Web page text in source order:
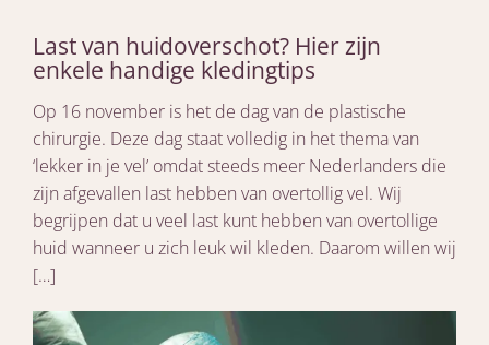
Last van huidoverschot? Hier zijn
enkele handige kledingtips
Op 16 november is het de dag van de plastische
chirurgie. Deze dag staat volledig in het thema van
‘lekker in je vel’ omdat steeds meer Nederlanders die
zijn afgevallen last hebben van overtollig vel. Wij
begrijpen dat u veel last kunt hebben van overtollige
huid wanneer u zich leuk wil kleden. Daarom willen wij
[…]